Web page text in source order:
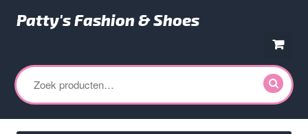
naar
navigatie
naar
de
inhoud
Patty's Fashion & Shoes
Zoeken
naar: